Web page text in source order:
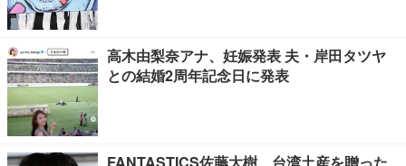
高木由梨奈アナ、妊娠発表 夫・岸田タツヤ
との結婚2周年記念日に発表